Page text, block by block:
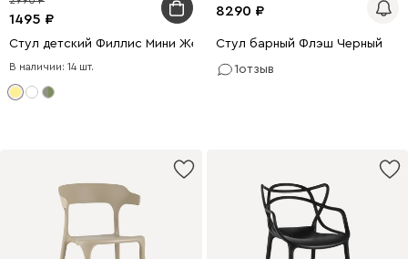
1495
Стул детский Филлис Мини Желтый
В наличии: 14 шт.
8290
Стул барный Флэш Черный
1отзыв